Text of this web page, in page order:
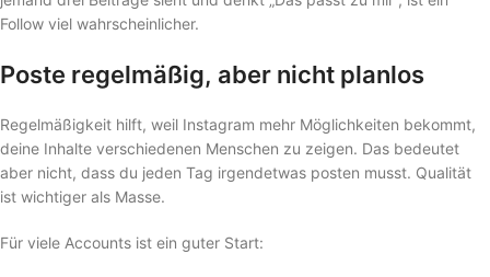
Follow viel wahrscheinlicher.
Poste regelmäßig, aber nicht planlos
Regelmäßigkeit hilft, weil Instagram mehr Möglichkeiten bekommt,
deine Inhalte verschiedenen Menschen zu zeigen. Das bedeutet
aber nicht, dass du jeden Tag irgendetwas posten musst. Qualität
ist wichtiger als Masse.
Für viele Accounts ist ein guter Start: